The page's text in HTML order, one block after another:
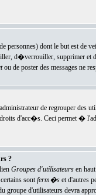
personnes) dont le but est de
d�verrouiller, supprimer
ou de poster des messages ne
de regrouper des
droits d'acc�s. Ceci permet
?
Groupes d'utilisateursen haut
sontferm�set d'autres
d'utilisateurs devra